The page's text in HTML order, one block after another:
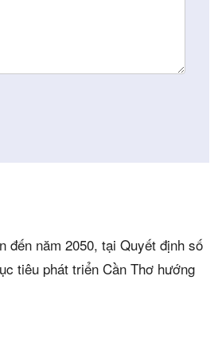
đến năm 2050, tại Quyết định số
tiêu phát triển Cần Thơ hướng